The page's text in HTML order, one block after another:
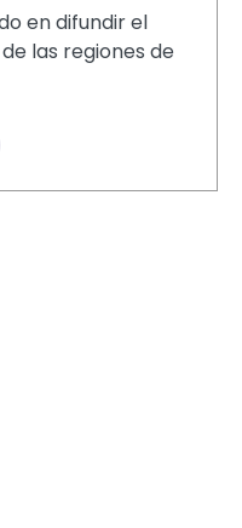
en difundir el
las regiones de